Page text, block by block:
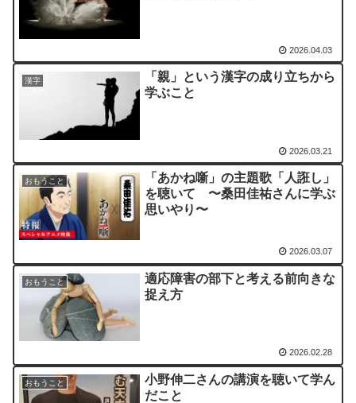
2026.04.03
漢字
「親」という漢字の成り立ちから
学ぶこと
2026.03.21
おもうこと
「あかね噺」の主題歌「人誑し」
を聴いて 〜桑田佳祐さんに学ぶ
思いやり〜
2026.03.07
おもうこと
適応障害の部下と考える前向きな
捉え方
2026.02.28
おもうこと
小野伸二さんの講演を聴いて学ん
だこと